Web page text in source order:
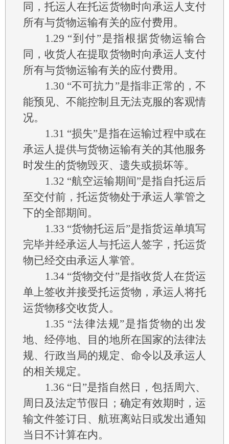
同，托运人在托运货物时向承运人支付
所有与货物运输有关的应付费用。
1.29 “到付”是指根据货物运输合
同，收货人在提取货物时向承运人支付
所有与货物运输有关的应付费用。
1.30 “不可抗力”是指非正常的，不
能预见、不能控制且无法克服的客观情
况。
1.31 “损失”是指在运输过程中或在
承运人提供与货物运输有关的其他服务
时发生的货物毁灭、遗失或损坏等。
1.32 “航空运输期间”是指自托运后
至交付前，托运货物处于承运人掌管之
下的全部期间。
1.33 “货物托运后”是指货运单填写
完毕并经承运人与托运人签字，托运货
物已经交由承运人掌管。
1.34 “货物交付”是指收货人在货运
单上签收并接受托运货物，承运人将托
运货物移交收货人。
1.35 “法律法规”是指货物的出发
地、经停地、目的地所在国家的法律法
规、行政当局的规定、命令以及承运人
的相关规定。
1.36 “日”是指自然日，包括周六、
周日及法定节假日；确定有效期时，运
输文件签订日、航班离站日或发出通知
当日不计算在内。